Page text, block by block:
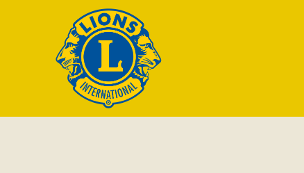
Lions